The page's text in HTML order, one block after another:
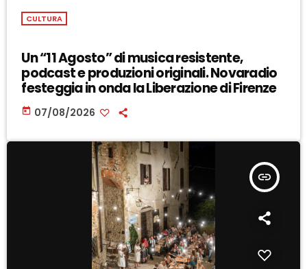
CULTURA
Un “11 Agosto” di musica resistente,
podcast e produzioni originali. Novaradio
festeggia in onda la Liberazione di Firenze
today 07/08/2026
insert_link